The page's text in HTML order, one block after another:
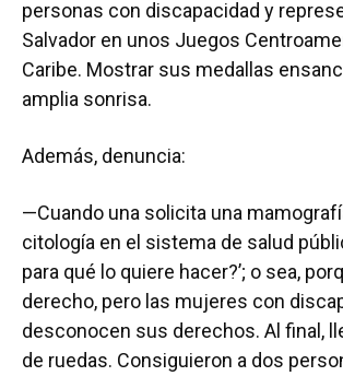
personas con discapacidad y
Salvador en unos Juegos
Caribe. Mostrar sus medallas
amplia sonrisa.
Además, denuncia:
—Cuando una solicita una
citología en el sistema de salud
para qué lo quiere hacer?’; o sea,
derecho, pero las mujeres con
desconocen sus derechos. Al final,
de ruedas. Consiguieron a dos